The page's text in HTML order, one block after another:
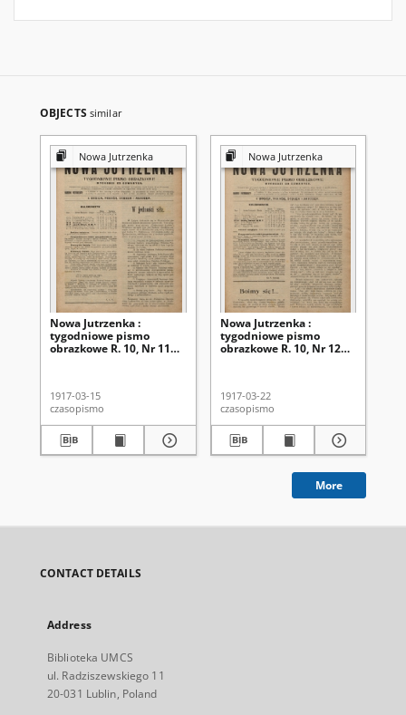
OBJECTS similar
Nowa Jutrzenka
Nowa Jutrzenka :
tygodniowe pismo
obrazkowe R. 10, Nr 11
1917-03-15
czasopismo
Nowa Jutrzenka
Nowa Jutrzenka :
tygodniowe pismo
obrazkowe R. 10, Nr 12
1917-03-22
czasopismo
More
CONTACT DETAILS
Address
Biblioteka UMCS
ul. Radziszewskiego 11
20-031 Lublin, Poland